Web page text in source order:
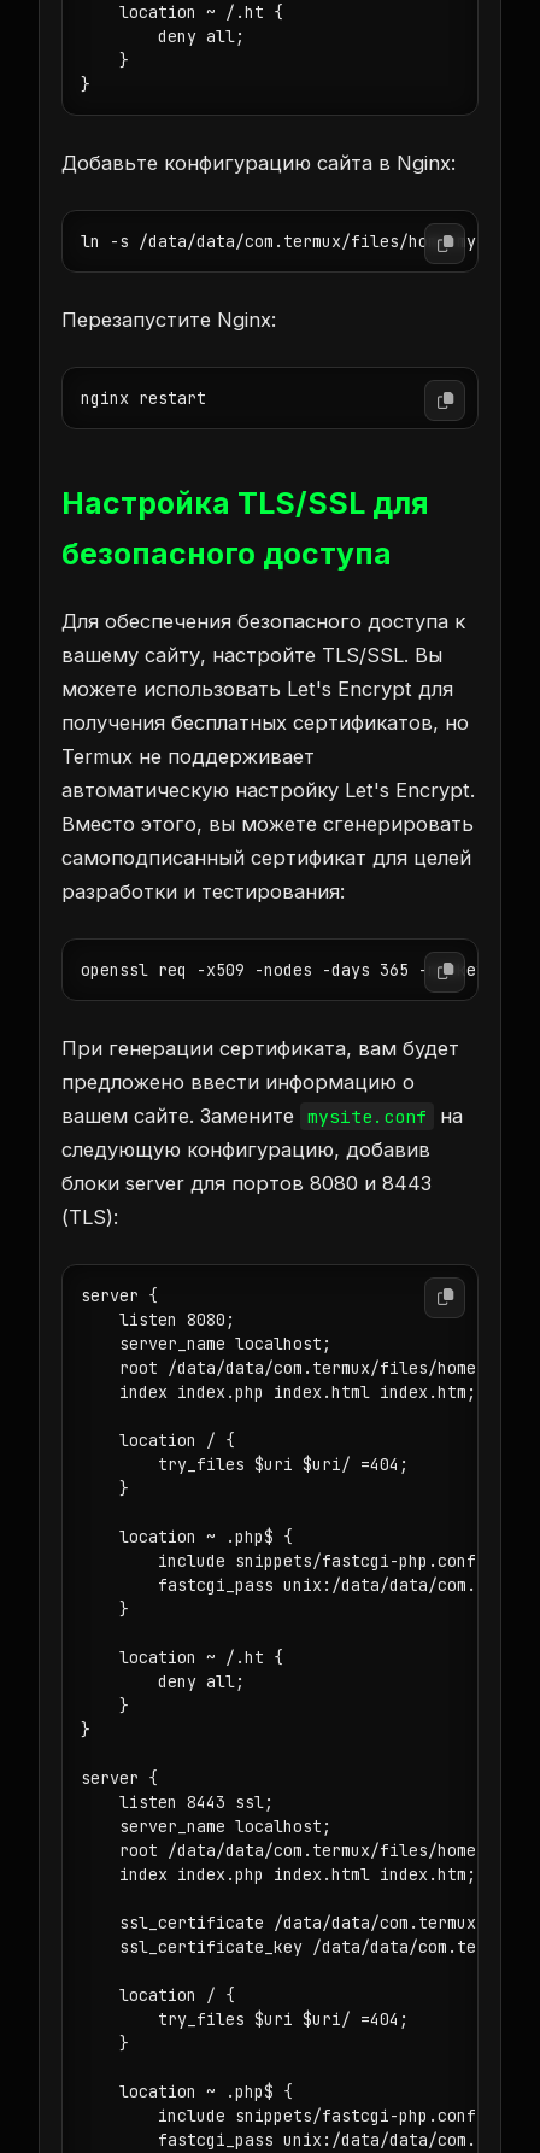
    location ~ /.ht {
        deny all;
    }
}
Добавьте конфигурацию сайта в Nginx:
ln -s /data/data/com.termux/files/home/
Перезапустите Nginx:
nginx restart
Настройка TLS/SSL для
безопасного доступа
Для обеспечения безопасного доступа к
вашему сайту, настройте TLS/SSL. Вы
можете использовать Let's Encrypt для
получения бесплатных сертификатов, но
Termux не поддерживает
автоматическую настройку Let's Encrypt.
Вместо этого, вы можете сгенерировать
самоподписанный сертификат для целей
разработки и тестирования:
openssl req -x509 -nodes -days 365 -newkey
При генерации сертификата, вам будет
предложено ввести информацию о
вашем сайте. Замените mysite.conf
на
следующую конфигурацию, добавив
блоки server для портов 8080 и 8443
(TLS):
server {
    listen 8080;
    server_name localhost;
root /data/data/com.termux/files/home/
    index index.php index.html index.htm;
    location / {
        try_files $uri $uri/ =404;
    }
    location ~ .php$ {
        include snippets/fastcgi-php.conf;
fastcgi_pass unix:/data/data/
    }
    location ~ /.ht {
        deny all;
    }
}
server {
    listen 8443 ssl;
    server_name localhost;
root /data/data/com.termux/files/home/
    index index.php index.html index.htm;
ssl_certificate /data/data/com.termux/
ssl_certificate_key /data/data/com.termux/
    location / {
        try_files $uri $uri/ =404;
    }
    location ~ .php$ {
        include snippets/fastcgi-php.conf;
fastcgi_pass unix:/data/data/